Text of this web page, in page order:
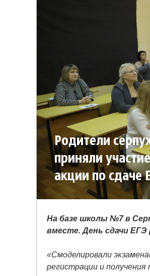
Родители
приняли
акции по сдаче
На базе школы №7 в
вместе. День сдачи ЕГЭ
«Смоделировали
регистрации и получения